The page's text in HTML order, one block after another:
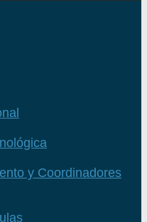
y Coordinadores